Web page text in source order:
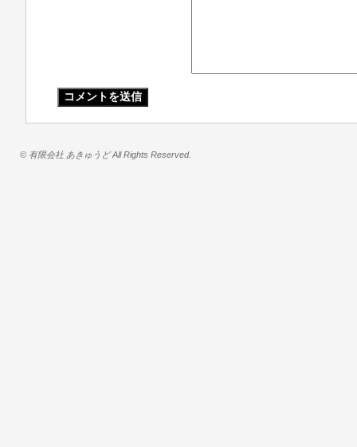
© 有限会社 あきゅうど All Rights Reserved.